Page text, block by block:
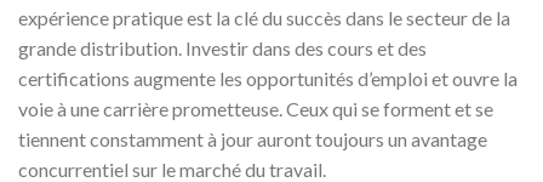
expérience pratique est la clé du succès dans le secteur de la
grande distribution. Investir dans des cours et des
certifications augmente les opportunités d’emploi et ouvre la
voie à une carrière prometteuse. Ceux qui se forment et se
tiennent constamment à jour auront toujours un avantage
concurrentiel sur le marché du travail.